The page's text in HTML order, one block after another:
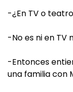
-¿En TV o
-No es ni en TV
-Entonces
una familia con